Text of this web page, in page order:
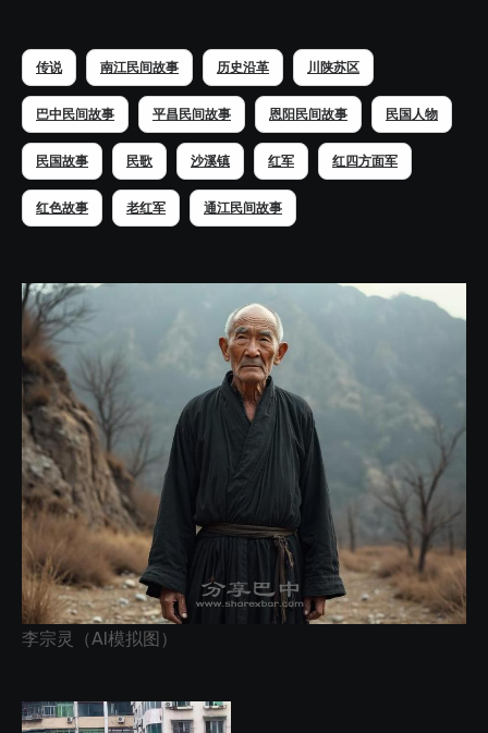
传说 南江民间故事 历史沿革 川陕苏区
巴中民间故事 平昌民间故事 恩阳民间故事 民国人物
民国故事 民歌 沙溪镇 红军 红四方面军
红色故事 老红军 通江民间故事
李宗灵（AI模拟图）